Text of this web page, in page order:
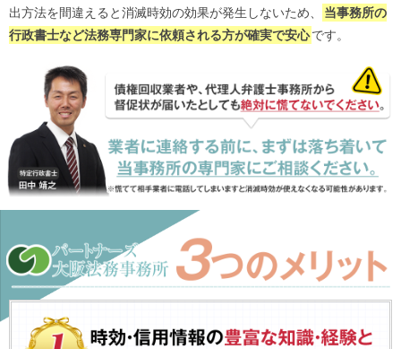
出方法を間違えると消滅時効の効果が発生しないため、
当事務所の
行政書士など法務専門家に依頼される方が確実で安心です。